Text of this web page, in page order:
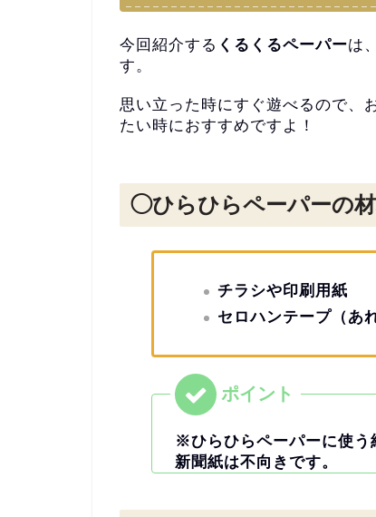
今回紹介する くるくるペーパーは
す。
思い立った時にすぐ遊べるので、
たい時におすすめですよ！
◯ひらひらペーパーの
チラシや印刷用紙
セロハンテープ（あ
※ひらひらペーパーに使う
新聞紙は不向きです。